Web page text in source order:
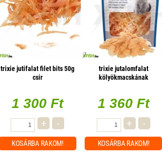
trixie jutifalat filet bits 50g
csir
1 300 Ft
+ -
KOSÁRBA RAKOM!
trixie jutalomfalat
kölyökmacskának
1 360 Ft
+ -
KOSÁRBA RAKOM!